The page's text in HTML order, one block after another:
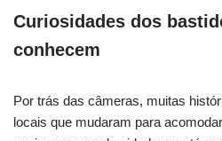
Curiosidades dos
conhecem
Por trás das câmeras, muitas
locais que mudaram para